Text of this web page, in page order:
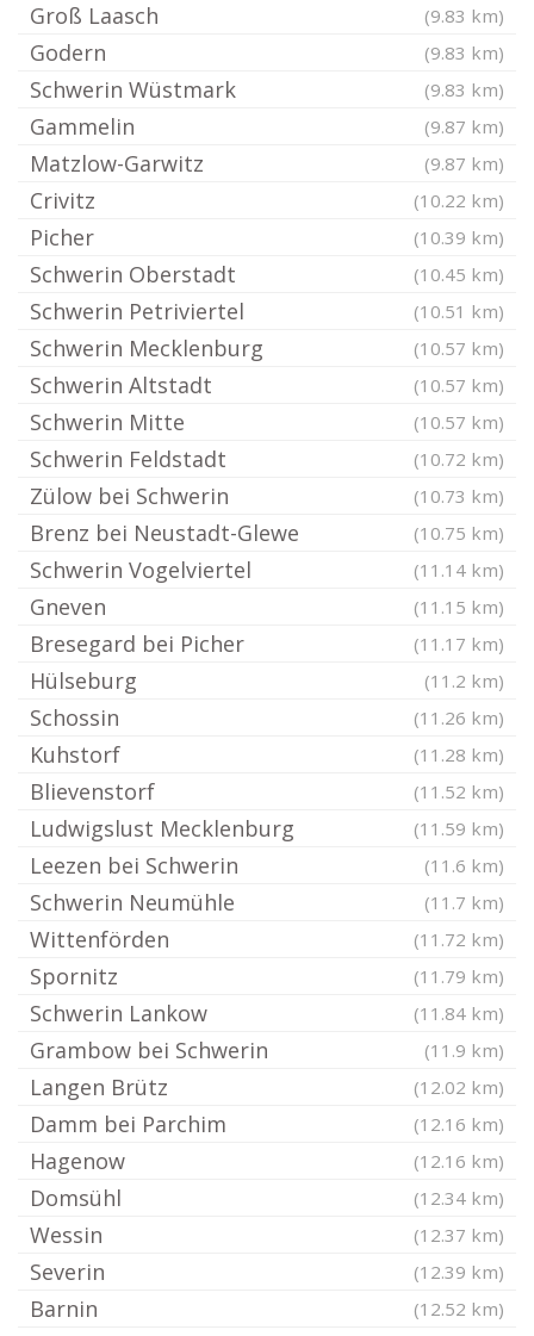
Groß Laasch (9.83 km)
Godern (9.83 km)
Schwerin Wüstmark (9.83 km)
Gammelin (9.87 km)
Matzlow-Garwitz (9.87 km)
Crivitz (10.22 km)
Picher (10.39 km)
Schwerin Oberstadt (10.45 km)
Schwerin Petriviertel (10.51 km)
Schwerin Mecklenburg (10.57 km)
Schwerin Altstadt (10.57 km)
Schwerin Mitte (10.57 km)
Schwerin Feldstadt (10.72 km)
Zülow bei Schwerin (10.73 km)
Brenz bei Neustadt-Glewe (10.75 km)
Schwerin Vogelviertel (11.14 km)
Gneven (11.15 km)
Bresegard bei Picher (11.17 km)
Hülseburg (11.2 km)
Schossin (11.26 km)
Kuhstorf (11.28 km)
Blievenstorf (11.52 km)
Ludwigslust Mecklenburg (11.59 km)
Leezen bei Schwerin (11.6 km)
Schwerin Neumühle (11.7 km)
Wittenförden (11.72 km)
Spornitz (11.79 km)
Schwerin Lankow (11.84 km)
Grambow bei Schwerin (11.9 km)
Langen Brütz (12.02 km)
Damm bei Parchim (12.16 km)
Hagenow (12.16 km)
Domsühl (12.34 km)
Wessin (12.37 km)
Severin (12.39 km)
Barnin (12.52 km)